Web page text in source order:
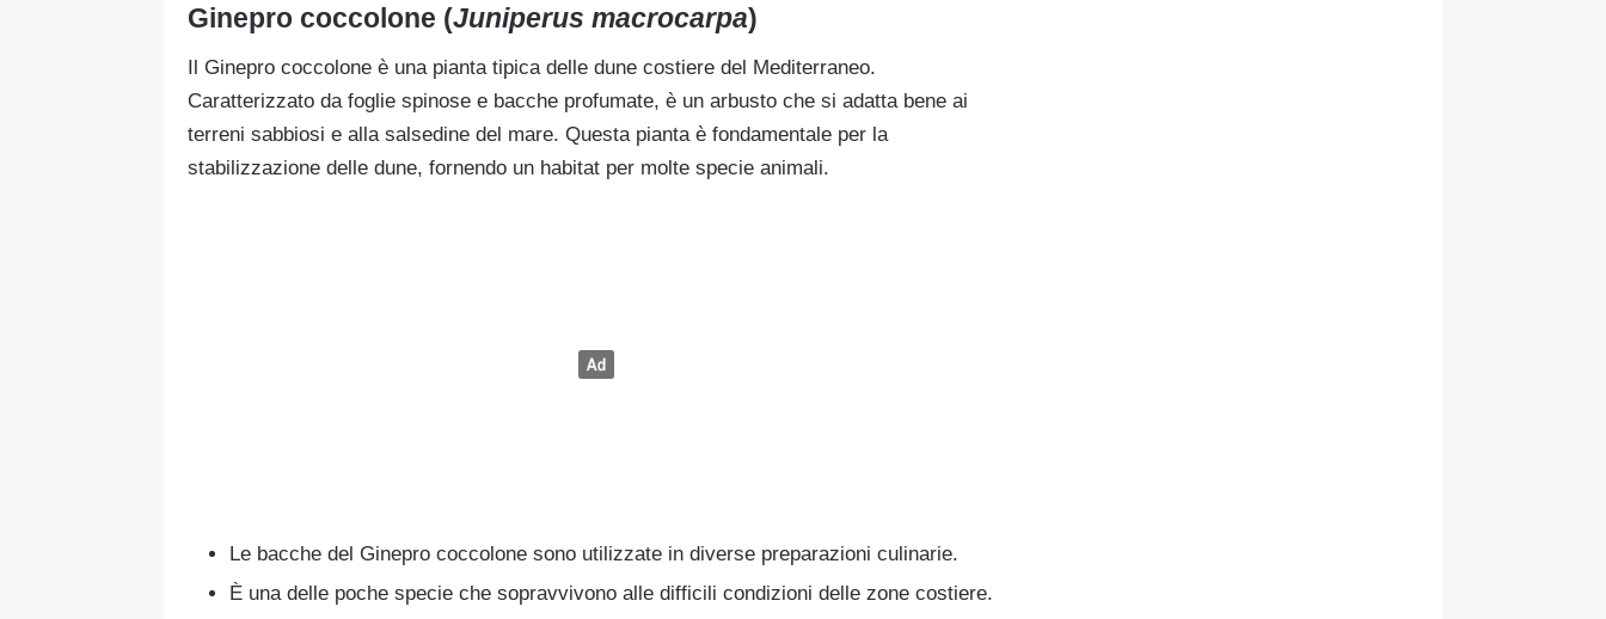
Ginepro coccolone (Juniperus macrocarpa)
Il Ginepro coccolone è una pianta tipica delle dune costiere del Mediterraneo.
Caratterizzato da foglie spinose e bacche profumate, è un arbusto che si adatta bene ai
terreni sabbiosi e alla salsedine del mare. Questa pianta è fondamentale per la
stabilizzazione delle dune, fornendo un habitat per molte specie animali.
Le bacche del Ginepro coccolone sono utilizzate in diverse preparazioni culinarie.
È una delle poche specie che sopravvivono alle difficili condizioni delle zone costiere.